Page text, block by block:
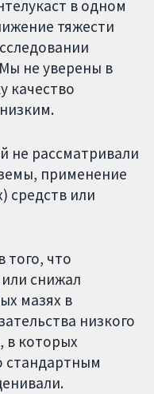
в одном
тяжести
не уверены в
качество
не рассматривали
применение
средств или
того, что
снижал
мазях в
низкого
в которых
стандартным